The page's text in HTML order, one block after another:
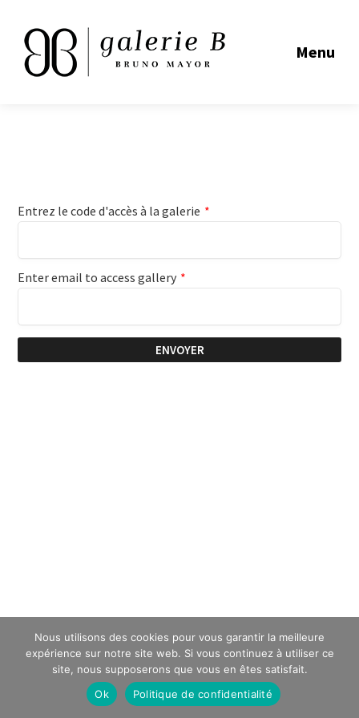
Menu
Entrez le code d'accès à la galerie *
Enter email to access gallery *
ENVOYER
Nous utilisons des cookies pour vous garantir la meilleure
expérience sur notre site web. Si vous continuez à utiliser ce
site, nous supposerons que vous en êtes satisfait.
Ok
Politique de confidentialité